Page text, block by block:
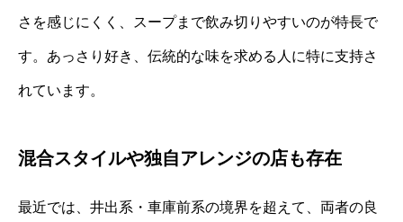
さを感じにくく、スープまで飲み切りやすいのが特長で
す。あっさり好き、伝統的な味を求める人に特に支持さ
れています。
混合スタイルや独自アレンジの店も存在
最近では、井出系・車庫前系の境界を超えて、両者の良